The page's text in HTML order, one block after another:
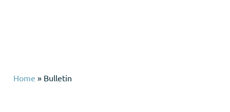
Home » Bulletin